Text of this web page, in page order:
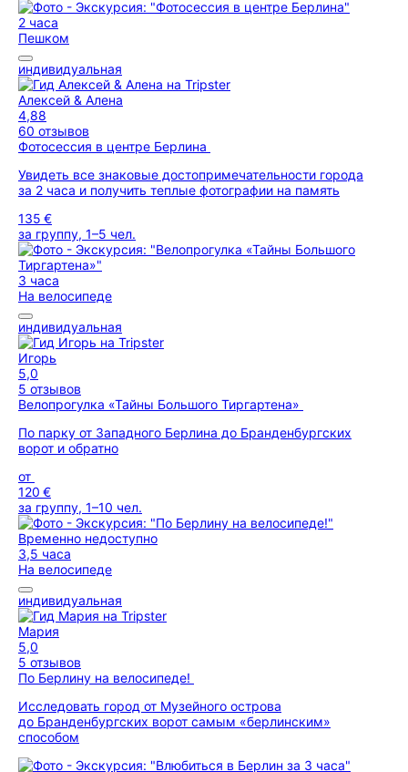
2 часа
Пешком
индивидуальная
Алексей & Алена
4,88
60 отзывов
Фотосессия в центре Берлина
Увидеть все знаковые достопримечательности города
за 2 часа и получить теплые фотографии на память
135 €
за группу, 1–5 чел.
3 часа
На велосипеде
индивидуальная
Игорь
5,0
5 отзывов
Велопрогулка «Тайны Большого Тиргартена»
По парку от Западного Берлина до Бранденбургских
ворот и обратно
от
120 €
за группу, 1–10 чел.
Временно недоступно
3,5 часа
На велосипеде
индивидуальная
Мария
5,0
5 отзывов
По Берлину на велосипеде!
Исследовать город от Музейного острова
до Бранденбургских ворот самым «берлинским»
способом